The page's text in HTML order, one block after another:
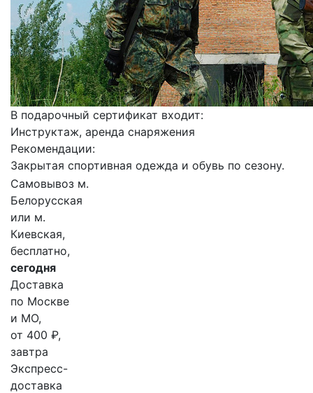
В подарочный сертификат входит:
Инструктаж, аренда снаряжения
Рекомендации:
Закрытая спортивная одежда и обувь по сезону.
Самовывоз м.
Белорусская
или м.
Киевская,
бесплатно,
сегодня
Доставка
по Москве
и МО,
от 400 ₽,
завтра
Экспресс-
доставка